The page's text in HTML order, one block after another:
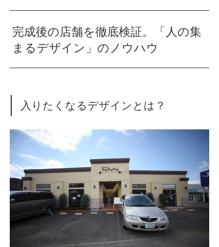
完成後の店舗を徹底検証。「人の集
まるデザイン」のノウハウ
入りたくなるデザインとは？